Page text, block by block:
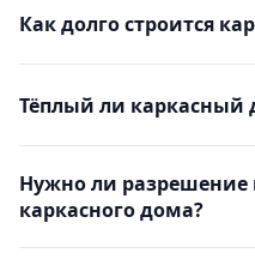
Как долго строится
Тёплый ли каркасный
Нужно ли разрешение
каркасного дома?